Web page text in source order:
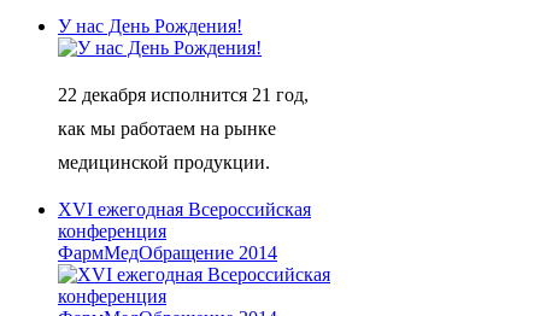
У нас День Рождения!
22 декабря исполнится 21 год,
как мы работаем на рынке
медицинской продукции.
XVI ежегодная Всероссийская
конференция
ФармМедОбращение 2014